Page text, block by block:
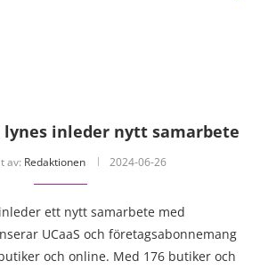
lynes inleder nytt samarbete
av: Redaktionen 2024-06-26
ett nytt samarbete med
UCaaS och företagsabonnemang
och online. Med 176 butiker och